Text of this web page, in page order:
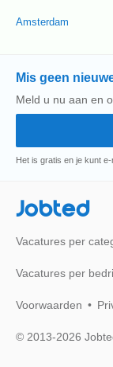
Amsterdam
Mis geen
Meld u nu aan en
Het is gratis en je kunt
Jobted
Vacatures per
Vacatures per
Voorwaarden
© 2013-2026